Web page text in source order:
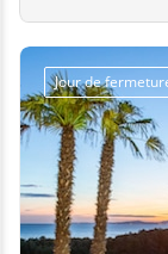
Jour de